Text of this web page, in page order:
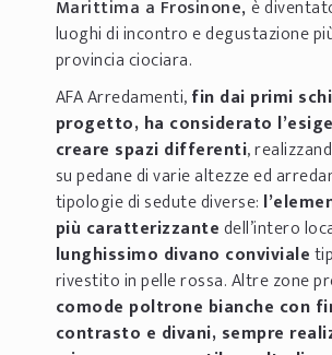
Marittima a Frosinone, è
luoghi di incontro e degustazione
provincia ciociara.
AFA Arredamenti,fin dai primi
progetto, ha considerato
creare spazi differenti,
su pedane di varie altezze ed
tipologie di sedute diverse:
più caratterizzantedell’intero
lunghissimo divano conviviale
rivestito in pelle rossa. Altre zone
comode poltrone bianche con
contrasto e divani, sempre